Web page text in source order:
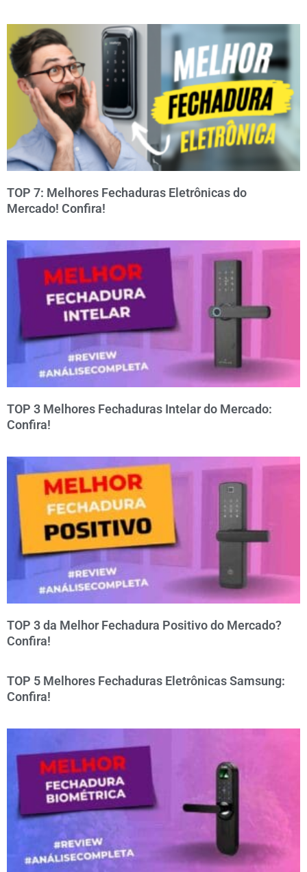
TOP 7: Melhores Fechaduras Eletrônicas do
Mercado! Confira!
TOP 3 Melhores Fechaduras Intelar do Mercado:
Confira!
TOP 3 da Melhor Fechadura Positivo do Mercado?
Confira!
TOP 5 Melhores Fechaduras Eletrônicas Samsung:
Confira!